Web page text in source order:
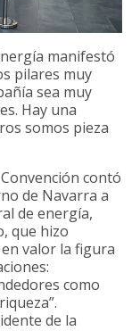
manifestó
pilares muy
sea muy
Hay una
somos pieza
contó
de Navarra a
de energía,
que hizo
valor la figura
como
de la